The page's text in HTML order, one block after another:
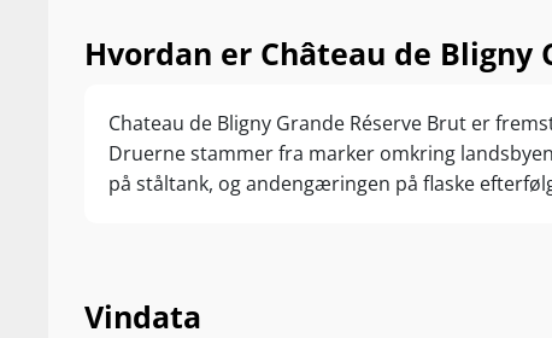
Hvordan er Château de
Chateau de Bligny Grande Réserve Brut er
Druerne stammer fra marker omkring
på ståltank, og andengæringen på flaske
Vindata